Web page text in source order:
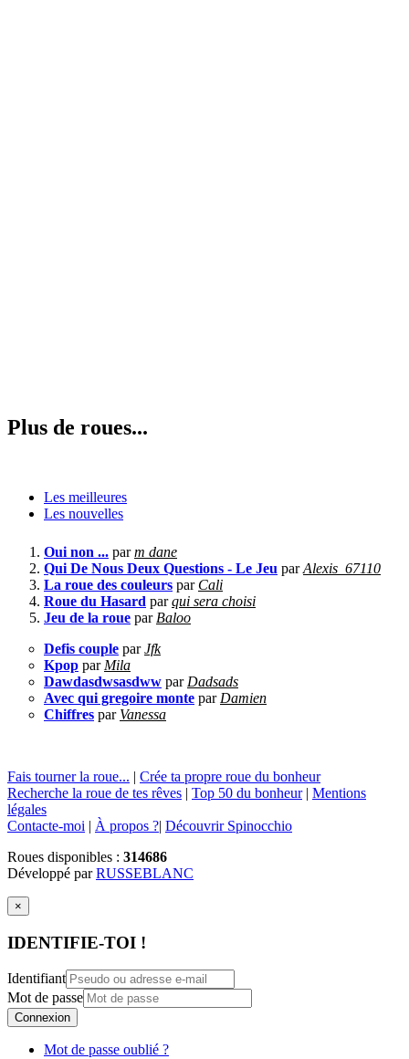
Plus de roues...
Les meilleures
Les nouvelles
Oui non ... parm dane
Qui De Nous Deux Questions - Le Jeu parAlexis_67110
La roue des couleurs par Cali
Roue du Hasard parqui sera choisi
Jeu de la roue par Baloo
Defis couple parJfk
Kpop par Mila
Dawdasdwsasdww par Dadsads
Avec qui gregoire monte par Damien
Chiffres par Vanessa
Fais tourner la roue... | Crée ta propre roue du bonheur
Recherche la roue de tes rêves | Top 50 du bonheur| Mentions
légales
Contacte-moi | À propos ?| Découvrir Spinocchio
Roues disponibles : 314686
Développé parRUSSEBLANC
×
IDENTIFIE-TOI !
Identifiant
Mot de passe
Connexion
Mot de passe oublié ?